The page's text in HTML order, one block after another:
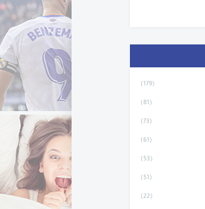
(179)
(81)
(73)
(61)
(53)
(51)
(22)